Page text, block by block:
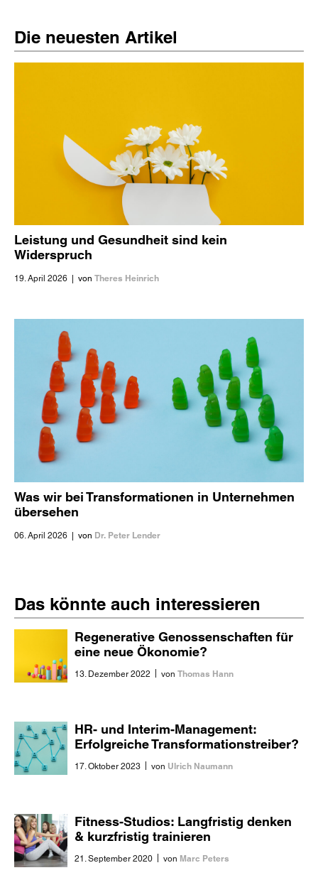
Die neuesten Artikel
Leistung und Gesundheit sind kein
Widerspruch
19. April 2026 von Theres Heinrich
Was wir bei Transformationen in Unternehmen
übersehen
06. April 2026 | von Dr. Peter Lender
Das könnte auch interessieren
Regenerative Genossenschaften für
eine neue Ökonomie?
13. Dezember 2022 von Thomas Hann
HR- und Interim-Management:
Erfolgreiche Transformationstreiber?
17. Oktober 2023 von Ulrich Naumann
Fitness-Studios: Langfristig denken
& kurzfristig trainieren
21. September 2020 von Marc Peters